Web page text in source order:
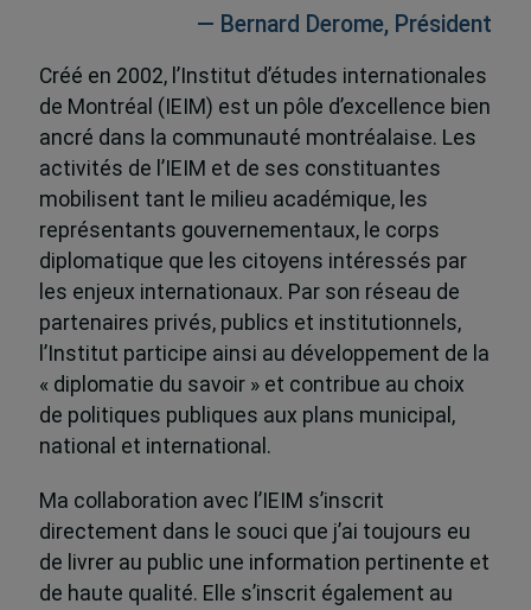
— Bernard Derome, Président
Créé en 2002, l’Institut d’études internationales
de Montréal (IEIM) est un pôle d’excellence bien
ancré dans la communauté montréalaise. Les
activités de l’IEIM et de ses constituantes
mobilisent tant le milieu académique, les
représentants gouvernementaux, le corps
diplomatique que les citoyens intéressés par
les enjeux internationaux. Par son réseau de
partenaires privés, publics et institutionnels,
l’Institut participe ainsi au développement de la
« diplomatie du savoir » et contribue au choix
de politiques publiques aux plans municipal,
national et international.
Ma collaboration avec l’IEIM s’inscrit
directement dans le souci que j’ai toujours eu
de livrer au public une information pertinente et
de haute qualité. Elle s’inscrit également au